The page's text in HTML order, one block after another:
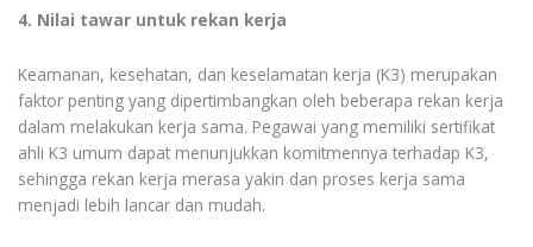
4. Nilai tawar untuk rekan kerja
Keamanan, kesehatan, dan keselamatan kerja (K3) merupakan
faktor penting yang dipertimbangkan oleh beberapa rekan kerja
dalam melakukan kerja sama. Pegawai yang memiliki sertifikat
ahli K3 umum dapat menunjukkan komitmennya terhadap K3,
sehingga rekan kerja merasa yakin dan proses kerja sama
menjadi lebih lancar dan mudah.